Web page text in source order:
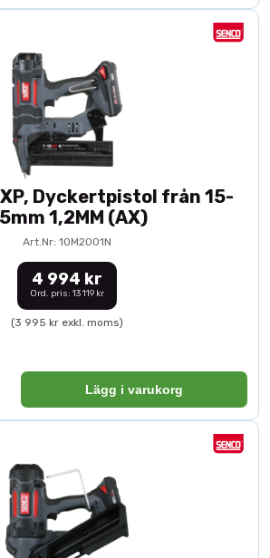
Dyckertpistol från 15-
1,2MM (AX)
Art.Nr: 10M2001N
4 994 kr
Ord. pris: 13 119 kr
(3 995 kr exkl. moms)
Lägg i varukorg